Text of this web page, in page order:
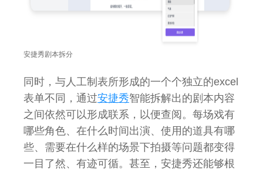
安捷秀剧本拆分
同时，与人工制表所形成的一个个独立的excel
表单不同，通过安捷秀智能拆解出的剧本内容
之间依然可以形成联系，以便查阅。每场戏有
哪些角色、在什么时间出演、使用的道具有哪
些、需要在什么样的场景下拍摄等问题都变得
一目了然、有迹可循。甚至，安捷秀还能够根